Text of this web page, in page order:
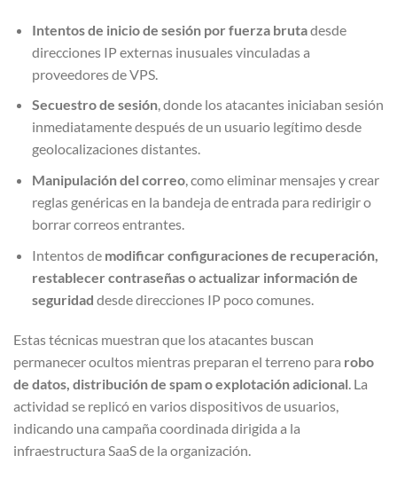
Intentos de inicio de sesión por fuerza brutadesde
direcciones IP externas inusuales vinculadas a
proveedores de VPS.
Secuestro de sesión, donde los atacantes iniciaban sesión
inmediatamente después de un usuario legítimo desde
geolocalizaciones distantes.
Manipulación del correo, como eliminar mensajes y crear
reglas genéricas en la bandeja de entrada para redirigir o
borrar correos entrantes.
Intentos de modificar configuraciones de recuperación,
restablecer contraseñas o actualizar información de
seguridad desde direcciones IP poco comunes.
Estas técnicas muestran que los atacantes buscan
permanecer ocultos mientras preparan el terreno para robo
de datos, distribución de spam o explotación adicional. La
actividad se replicó en varios dispositivos de usuarios,
indicando una campaña coordinada dirigida a la
infraestructura SaaS de la organización.